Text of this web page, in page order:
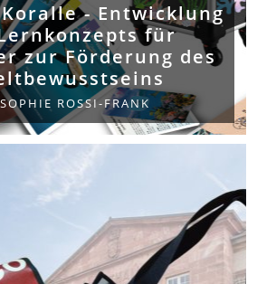
- Entwicklung
für
zur Förderung des
ROSSI-FRANK